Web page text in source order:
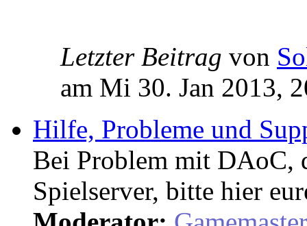
Letzter Beitrag von
am Mi 30. Jan 2013,
Hilfe, Probleme und
Bei Problem mit DAoC,
Spielserver, bitte hier